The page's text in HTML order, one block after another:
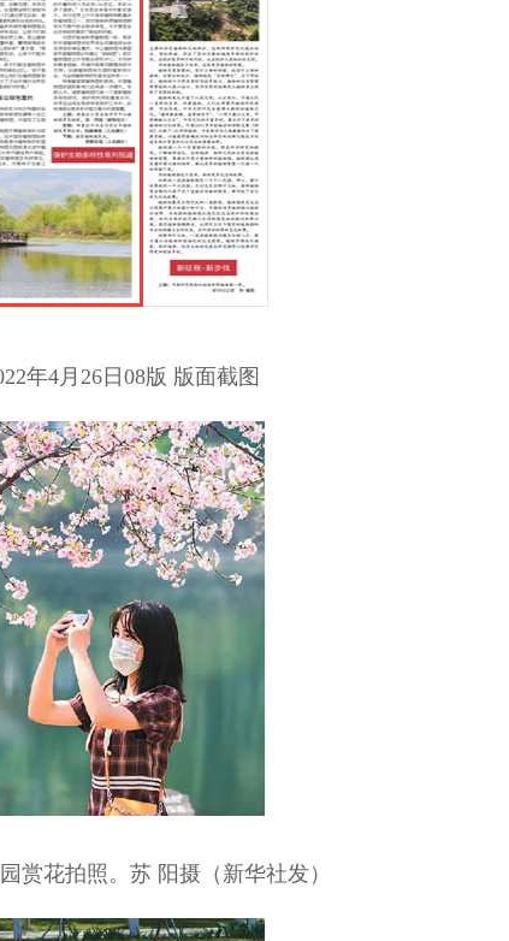
年4月26日08版 版面截图
赏花拍照。苏 阳摄（新华社发）